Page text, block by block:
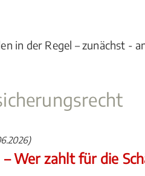
in der Regel – zunächst -
Wer zahlt für die